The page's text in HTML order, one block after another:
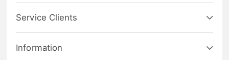
Service Clients
Information